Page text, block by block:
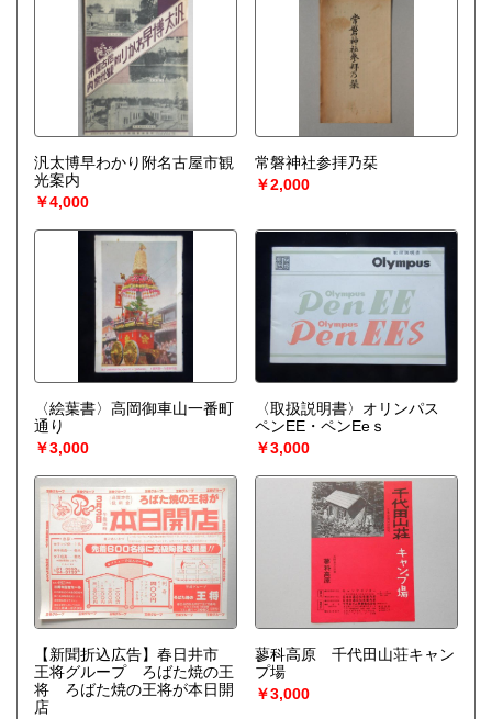
汎太博早わかり附名古屋市観
光案内
￥4,000
常磐神社参拝乃栞
￥2,000
〈絵葉書〉高岡御車山一番町
通り
￥3,000
〈取扱説明書〉オリンパス
ペンEE・ペンEeｓ
￥3,000
【新聞折込広告】春日井市
王将グループ ろばた焼の王
将 ろばた焼の王将が本日開
店
蓼科高原 千代田山荘キャン
プ場
￥3,000